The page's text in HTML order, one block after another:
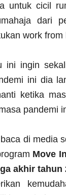
untuk cicil
dari
work from
ini ingin
ini dia
ketika
pandemi
di media
Move
akhir tahun